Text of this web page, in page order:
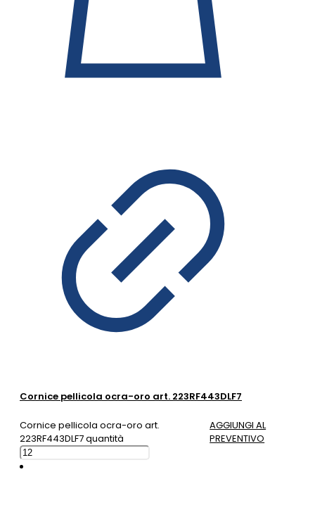
Cornice pellicola ocra-oro art. 223RF443DLF7
Cornice pellicola ocra-oro art.
223RF443DLF7 quantità
AGGIUNGI AL
PREVENTIVO